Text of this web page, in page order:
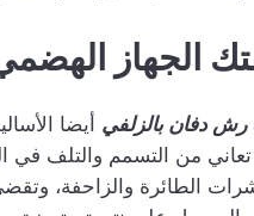
الجهاز
دفان بالزلفي أيضا
من التسمم والتلف في
الطائرة والزاحفة،